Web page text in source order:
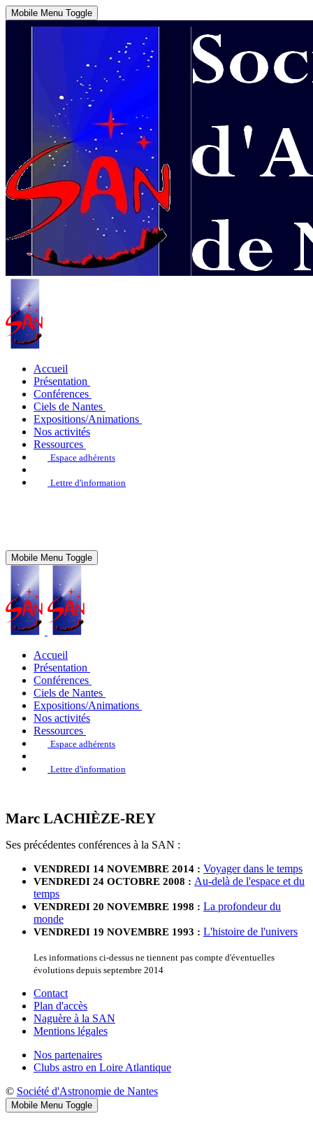
Mobile Menu Toggle
Accueil
Présentation
Conférences
Ciels de Nantes
Expositions/Animations
Nos activités
Ressources
Espace adhérents
Lettre d'information
Mobile Menu Toggle
Accueil
Présentation
Conférences
Ciels de Nantes
Expositions/Animations
Nos activités
Ressources
Espace adhérents
Lettre d'information
Marc LACHIÈZE-REY
Ses précédentes conférences à la SAN :
VENDREDI 14 NOVEMBRE 2014 : Voyager dans le temps
VENDREDI 24 OCTOBRE 2008 : Au-delà de l'espace et du
temps
VENDREDI 20 NOVEMBRE 1998 : La profondeur du
monde
VENDREDI 19 NOVEMBRE 1993 : L'histoire de l'univers
Les informations ci-dessus ne tiennent pas compte d'éventuelles
évolutions depuis septembre 2014
Contact
Plan d'accès
Naguère à la SAN
Mentions légales
Nos partenaires
Clubs astro en Loire Atlantique
© Société d'Astronomie de Nantes
Mobile Menu Toggle